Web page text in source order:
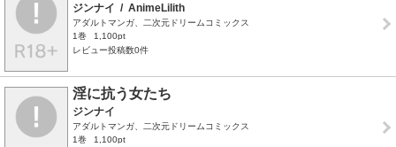
ジンナイ / AnimeLilith
アダルトマンガ、二次元ドリームコミックス
1巻
1,100pt
レビュー投稿数0件
淫に抗う女たち
ジンナイ
アダルトマンガ、二次元ドリームコミックス
1巻
1,100pt